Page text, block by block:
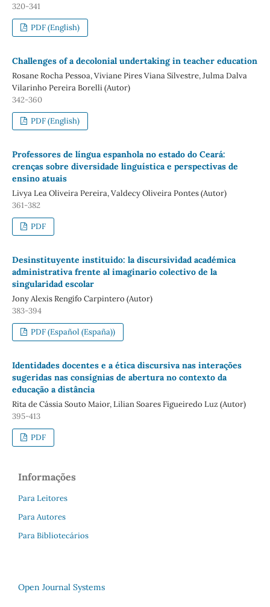
320-341
PDF (English)
Challenges of a decolonial undertaking in teacher education
Rosane Rocha Pessoa, Viviane Pires Viana Silvestre, Julma Dalva
Vilarinho Pereira Borelli (Autor)
342-360
PDF (English)
Professores de língua espanhola no estado do Ceará:
crenças sobre diversidade linguística e perspectivas de
ensino atuais
Livya Lea Oliveira Pereira, Valdecy Oliveira Pontes (Autor)
361-382
PDF
Desinstituyente instituido: la discursividad académica
administrativa frente al imaginario colectivo de la
singularidad escolar
Jony Alexis Rengifo Carpintero (Autor)
383-394
PDF (Español (España))
Identidades docentes e a ética discursiva nas interações
sugeridas nas consígnias de abertura no contexto da
educação a distância
Rita de Cássia Souto Maior, Lilian Soares Figueiredo Luz (Autor)
395-413
PDF
Informações
Para Leitores
Para Autores
Para Bibliotecários
Open Journal Systems